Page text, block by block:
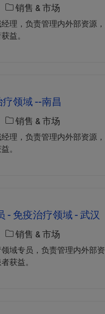
职位类别
销售 & 市场
理，负责管理内外部资源
益。
领域 --南昌
职位类别
销售 & 市场
理，负责管理内外部资源
。
- 免疫治疗领域 - 武汉
职位类别
销售 & 市场
域专员，负责管理内外部
获益。